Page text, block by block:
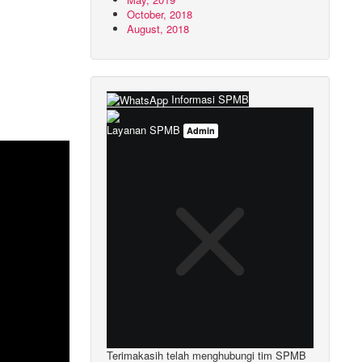
October, 2018
August, 2018
Informasi SPMB
Layanan SPMB Admin
Terimakasih telah menghubungi tim SPMB